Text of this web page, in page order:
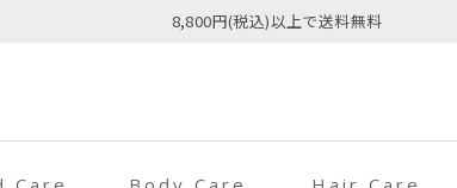
8,800円(税込)以上で送料無料